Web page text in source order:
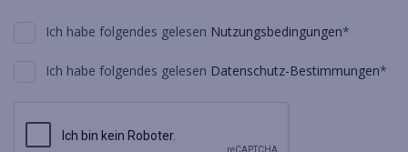
Ich habe folgendes gelesen Nutzungsbedingungen*
Ich habe folgendes gelesen Datenschutz-Bestimmungen*